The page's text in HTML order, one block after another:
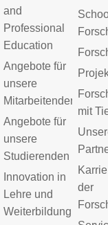
and
Professional
Education
Angebote für
unsere
Mitarbeitenden
Angebote für
unsere
Studierenden
Innovation in
Lehre und
Weiterbildung
mit
der